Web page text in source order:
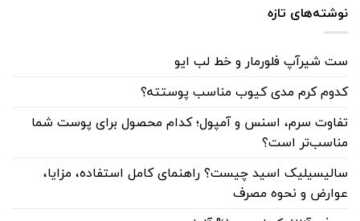
نوشته‌های تازه
ست شیرآپ فلورمار و خط لب ایو
کدوم کرم مدی کیوب مناسب پوستته؟
تفاوت سرم، اسنس و آمپول؛ کدام محصول برای پوست شما
مناسب‌تر است؟
سالیسیلیک اسید چیست؟ راهنمای کامل استفاده، مزایا،
عوارض و نحوه مصرف